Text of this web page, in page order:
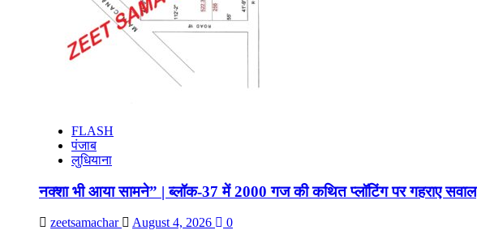
FLASH
पंजाब
लुधियाना
नक्शा भी आया सामने” | ब्लॉक-37 में 2000 गज की कथित प्लॉटिंग पर गहराए सवाल
zeetsamachar August 4, 2026 0